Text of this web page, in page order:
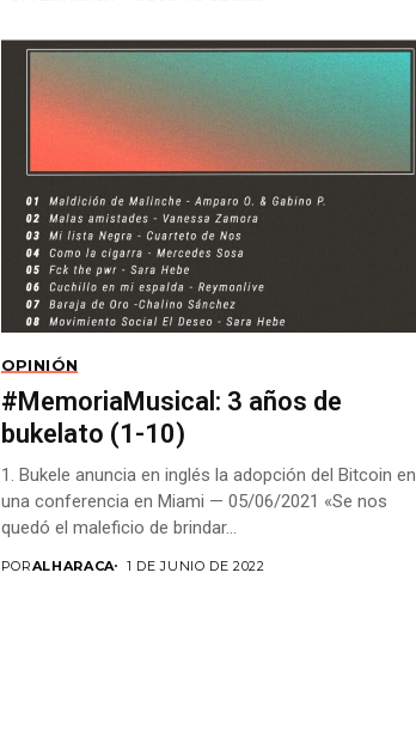
OPINIÓN
#MemoriaMusical: 3 años de
bukelato (1-10)
1. Bukele anuncia en inglés la adopción del Bitcoin en
una conferencia en Miami — 05/06/2021 «Se nos
quedó el maleficio de brindar...
PORALHARACA 1 DE JUNIO DE 2022